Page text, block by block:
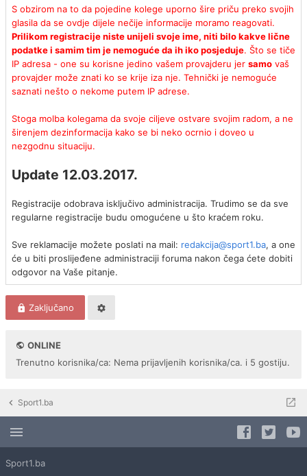
S obzirom na to da pojedine kolege uporno šire priču preko svojih
glasila da se ovdje dijele nečije informacije moramo reagovati.
Prilikom registracije niste unijeli svoje ime, niti bilo kakve lične
podatke i samim tim je nemoguće da ih iko posjeduje. Što se tiče
IP adresa - one su korisne jedino vašem provajderu jer samo vaš
provajder može znati ko se krije iza nje. Tehnički je nemoguće
saznati nešto o nekome putem IP adrese.
Stoga molba kolegama da svoje ciljeve ostvare svojim radom, a ne
širenjem dezinformacija kako se bi neko ocrnio i doveo u
nezgodnu situaciju.
Update 12.03.2017.
Registracije odobrava isključivo administracija. Trudimo se da sve
regularne registracije budu omogućene u što kraćem roku.
Sve reklamacije možete poslati na mail: redakcija@sport1.ba, a one
će u biti proslijeđene administraciji foruma nakon čega ćete dobiti
odgovor na Vaše pitanje.
Zaključano
ONLINE
Trenutno korisnika/ca: Nema prijavljenih korisnika/ca. i 5 gostiju.
Sport1.ba
Sport1.ba